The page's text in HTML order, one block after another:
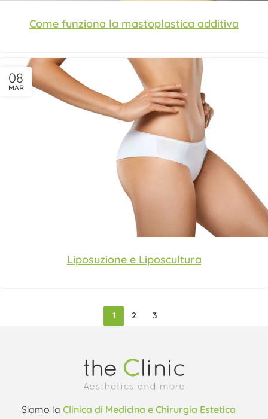
Come funziona la mastoplastica additiva
08
MAR
Liposuzione e Liposcultura
1 2 3
Siamo la Clinica di Medicina e Chirurgia Estetica